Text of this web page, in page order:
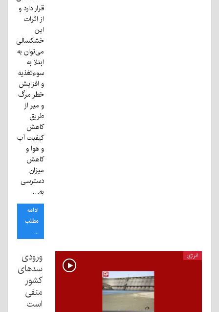
قرار دارد و
از اثرات
این
خشکسالی
می‌توان به
ابتلا به
سوءتغذیه
و افزایش
خطر مرگ
و میر از
طریق
کاهش
کیفیت آب
و هوا و
کاهش
میزان
دسترسی
به…
ادامه
مطلب
...
انرژی
ورودی
سدهای
کشور
منفی
است